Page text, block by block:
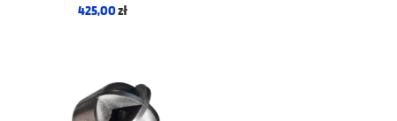
425,00zł